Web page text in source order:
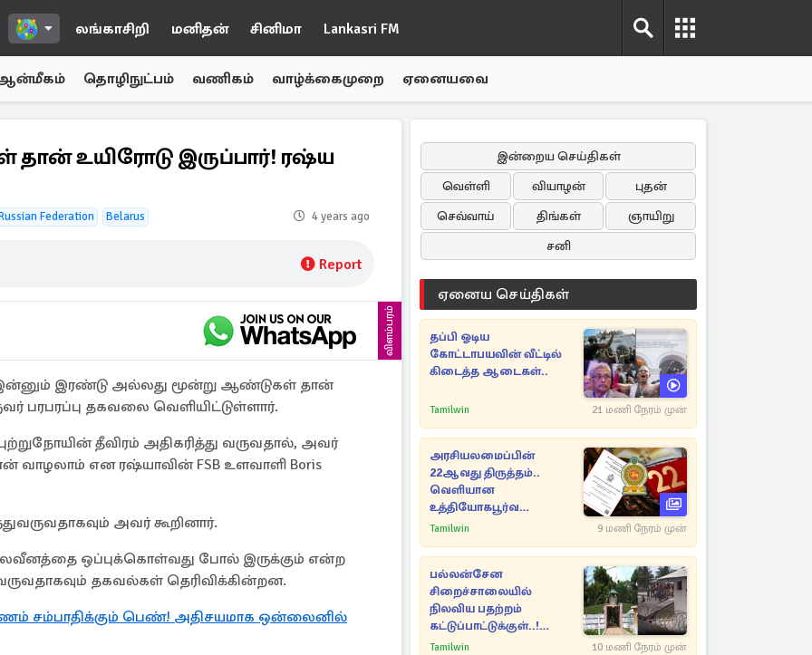
லங்காசிறி மனிதன் சினிமா Lankasri FM
தொழிநுட்பம் வணிகம் வாழ்க்கைமுறை ஏனையவை
உயிரோடு இருப்பார்! ரஷ்ய
Federation Belarus 4 years ago
Report
விளம்பரம்
இன்னும் இரண்டு அல்லது மூன்று ஆண்டுகள் தான்
பரபரப்பு தகவலை வெளியிட்டுள்ளார்.
புற்றுநோயின் தீவிரம் அதிகரித்து வருவதால், அவர்
என ரஷ்யாவின் FSB உளவாளி Boris
அவர் கூறினார்.
ஒப்புக்கொள்வது போல் இருக்கும் என்ற
தகவல்கள் தெரிவிக்கின்றன.
சம்பாதிக்கும் பெண்! அதிசயமாக ஒன்லைனில்
இன்றைய செய்திகள்
வெள்ளி
வியாழன்
புதன்
செவ்வாய்
திங்கள்
ஞாயிறு
சனி
ஏனைய செய்திகள்
தப்பி ஓடிய
கோட்டாபயவின் வீட்டில்
கிடைத்த ஆடைகள்..
Tamilwin 21 மணி நேரம் முன்
அரசியலமைப்பின்
22ஆவது திருத்தம்..
வெளியான
உத்தியோகபூர்வ
அறிவிப்பு!
Tamilwin 9 மணி நேரம் முன்
பல்லன்சேன
சிறைச்சாலையில்
நிலவிய பதற்றம்
கட்டுப்பாட்டுக்குள்..!
அதிரடியாக களமிறங்கிய
Tamilwin 10 மணி நேரம் முன்